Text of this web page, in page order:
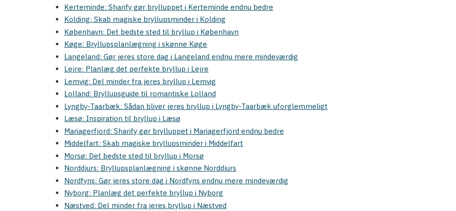
Kerteminde: Sharify gør brylluppet i Kerteminde endnu bedre
Kolding: Skab magiske bryllupsminder i Kolding
København: Det bedste sted til bryllup i København
Køge: Bryllupsplanlægning i skønne Køge
Langeland: Gør jeres store dag i Langeland endnu mere mindeværdig
Lejre: Planlæg det perfekte bryllup i Lejre
Lemvig: Del minder fra jeres bryllup i Lemvig
Lolland: Bryllupsguide til romantiske Lolland
Lyngby-Taarbæk: Sådan bliver jeres bryllup i Lyngby-Taarbæk uforglemmeligt
Læsø: Inspiration til bryllup i Læsø
Mariagerfjord: Sharify gør brylluppet i Mariagerfjord endnu bedre
Middelfart: Skab magiske bryllupsminder i Middelfart
Morsø: Det bedste sted til bryllup i Morsø
Norddjurs: Bryllupsplanlægning i skønne Norddjurs
Nordfyns: Gør jeres store dag i Nordfyns endnu mere mindeværdig
Nyborg: Planlæg det perfekte bryllup i Nyborg
Næstved: Del minder fra jeres bryllup i Næstved